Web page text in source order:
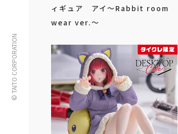
© TAITO CORPORATION
ィギュア アイ～Rabbit room
wear ver.～